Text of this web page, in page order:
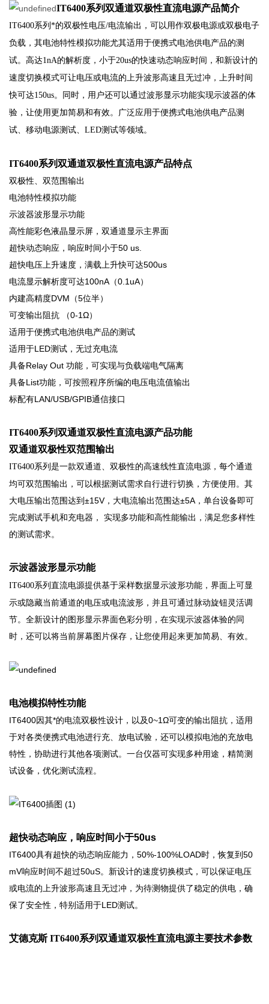
IT6400系列双通道双极性直流电源​产品简介
IT6400系列*的双极性电压/电流输出，可以用作双极电源或双极电子
负载，其电池特性模拟功能尤其适用于便携式电池供电产品的测
试。高达1nA的解析度，小于20us的快速动态响应时间，和新设计的
速度切换模式可让电压或电流的上升波形高速且无过冲，上升时间
快可达150us。同时，用户还可以通过波形显示功能实现示波器的体
验，让使用更加简易和有效。广泛应用于便携式电池供电产品测
试、移动电源测试、LED测试等领域。
IT6400系列双通道双极性直流电源​产品特点
双极性、双范围输出
电池特性模拟功能
示波器波形显示功能
高性能彩色液晶显示屏，双通道显示主界面
超快动态响应，响应时间小于50 us.
超快电压上升速度，满载上升快可达500us
电流显示解析度可达100nA（0.1uA）
内建高精度DVM（5位半）
可变输出阻抗 （0-1Ω）
适用于便携式电池供电产品的测试
适用于LED测试，无过充电流
具备Relay Out 功能，可实现与负载端电气隔离
具备List功能，可按照程序所编的电压电流值输出
标配有LAN/USB/GPIB通信接口
IT6400系列双通道双极性直流电源​产品功能
双通道双极性双范围输出
IT6400系列是一款双通道、双极性的高速线性直流电源，每个通道
均可双范围输出，可以根据测试需求自行进行切换，方便使用。其
大电压输出范围达到±15V，大电流输出范围达±5A，单台设备即可
完成测试手机和充电器， 实现多功能和高性能输出，满足您多样性
的测试需求。
示波器波形显示功能
IT6400系列直流电源提供基于采样数据显示波形功能，界面上可显
示或隐藏当前通道的电压或电流波形，并且可通过脉动旋钮灵活调
节。全新设计的图形显示界面色彩分明，在实现示波器体验的同
时，还可以将当前屏幕图片保存，让您使用起来更加简易、有效。
电池模拟特性功能
IT6400因其*的电流双极性设计，以及0~1Ω可变的输出阻抗，适用
于对各类便携式电池进行充、放电试验，还可以模拟电池的充放电
特性，协助进行其他各项测试。一台仪器可实现多种用途，精简测
试设备，优化测试流程。
超快动态响应，响应时间小于50us
IT6400具有超快的动态响应能力，50%-100%LOAD时，恢复到50
mV响应时间不超过50uS。新设计的速度切换模式，可以保证电压
或电流的上升波形高速且无过冲，为待测物提供了稳定的供电，确
保了安全性，特别适用于LED测试。
艾德克斯 IT6400系列双通道双极性直流电源主要技术参数